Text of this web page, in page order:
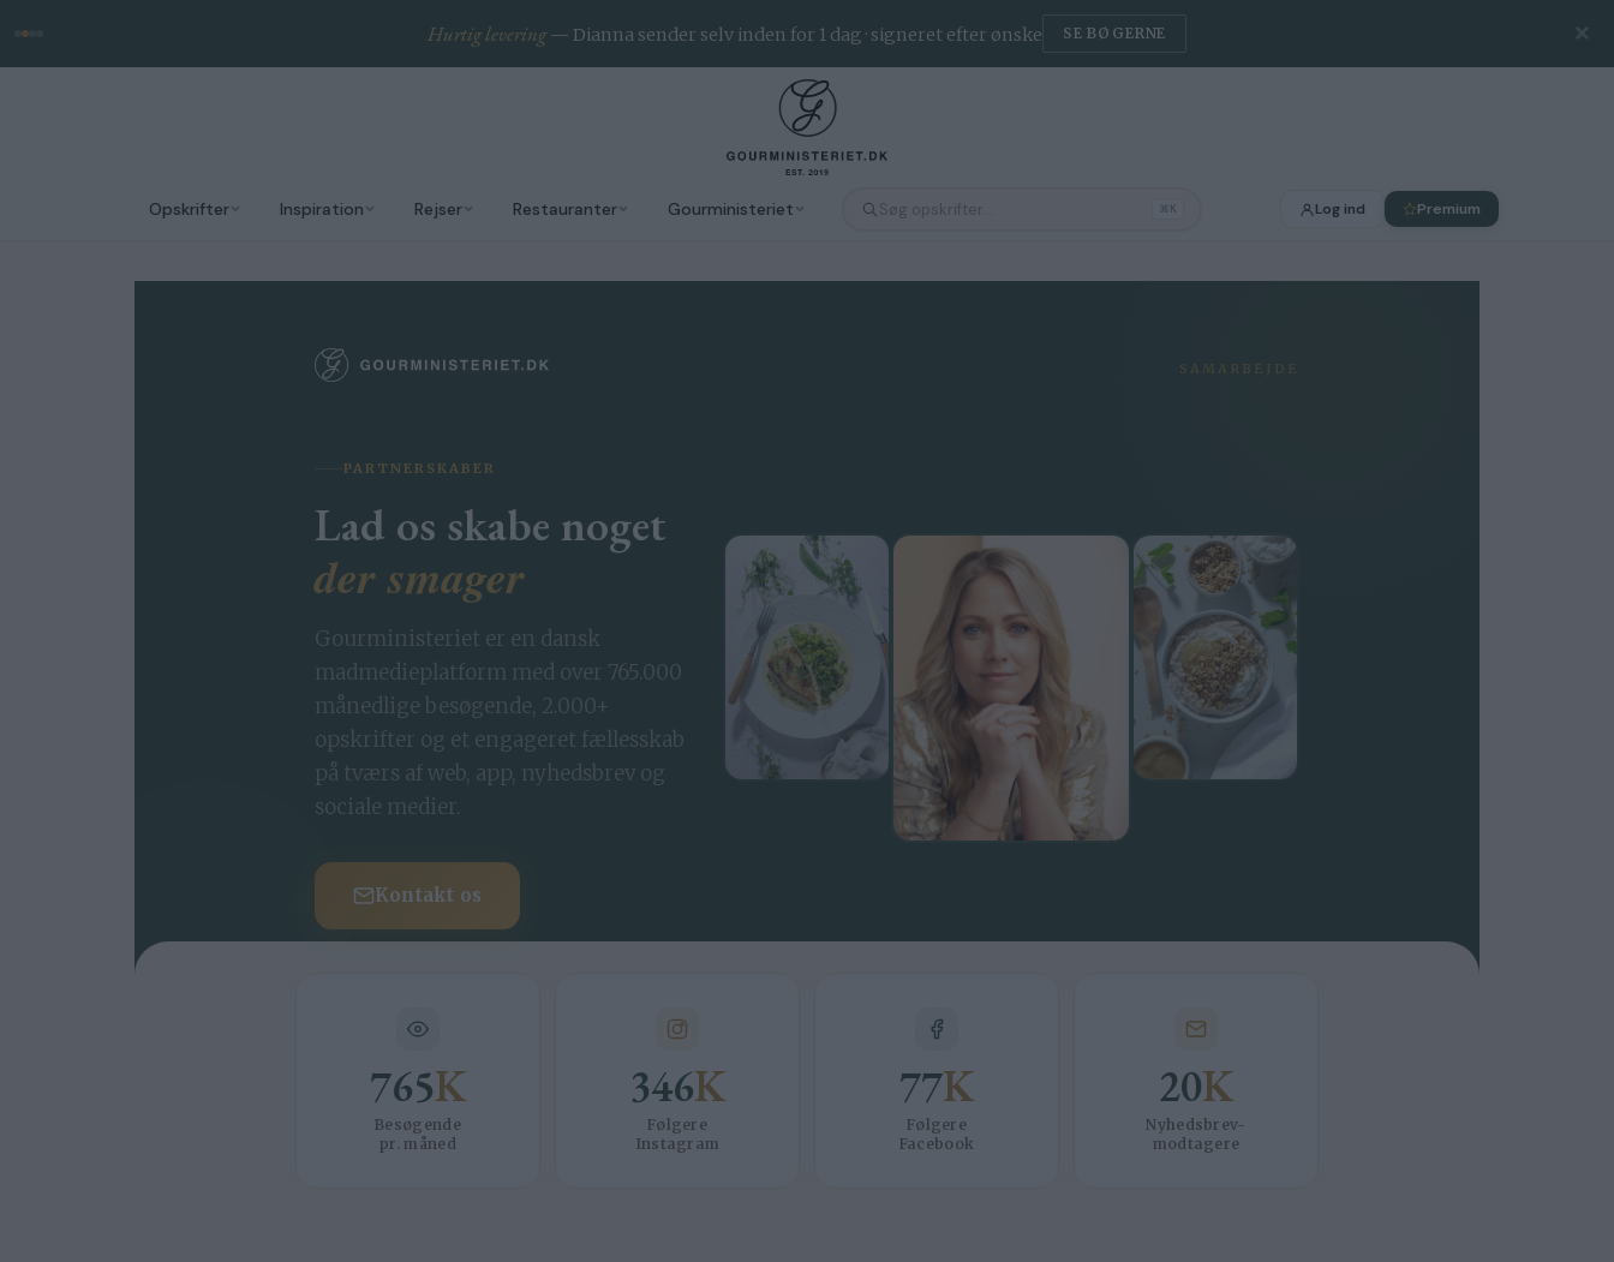
Opskrifter Inspiration Rejser Restauranter Gourministeriet ⌘K Log ind Premium
Hurtig levering— Dianna sender selv inden for 1 dag · signeret efter ønske SE BØGERNE ✕
SAMARBEJDE
PARTNERSKABER
Lad os skabe noget
der smager
Gourministeriet er en dansk
madmedieplatform med over 765.000
månedlige besøgende, 2.000+
opskrifter og et engageret fællesskab
på tværs af web, app, nyhedsbrev og
sociale medier.
Kontakt os
765K
Besøgende
pr. måned
346K
Følgere
Instagram
77K
Følgere
Facebook
20K
Nyhedsbrev-
modtagere